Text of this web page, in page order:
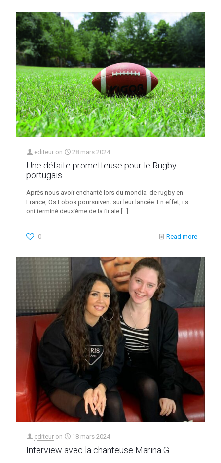
editeur on 28 mars 2024
Une défaite prometteuse pour le Rugby
portugais
Après nous avoir enchanté lors du mondial de rugby en
France, Os Lobos poursuivent sur leur lancée. En effet, ils
ont terminé deuxième de la finale […]
0 Read more
editeur on 18 mars 2024
Interview avec la chanteuse Marina G